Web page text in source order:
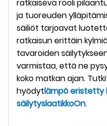
ratkaiseva rooli
ja tuoreuden
säiliöt tarjoavat
ratkaisun erittäin
tavaroiden
varmistaa, että ne
koko matkan ajan.
hyödytlämpöeristetty
säilytyslaatikkoOn.